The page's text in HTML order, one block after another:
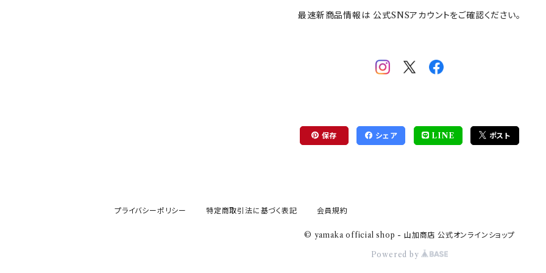
ハローキティ
最速新商品情報は 公式SNSアカウントをご確認ください。
保存 シェア LINE ポスト
プライバシーポリシー 特定商取引法に基づく表記 会員規約
© yamaka official shop - 山加商店 公式オンラインショップ
Powered by